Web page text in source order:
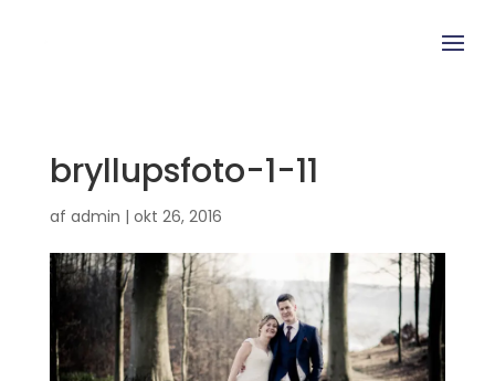
bryllupsfoto-1-11
af admin | okt 26, 2016